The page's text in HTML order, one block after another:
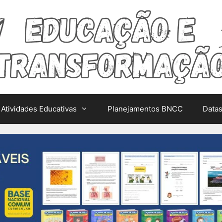
Atividades Educativas Planejamentos BNCC